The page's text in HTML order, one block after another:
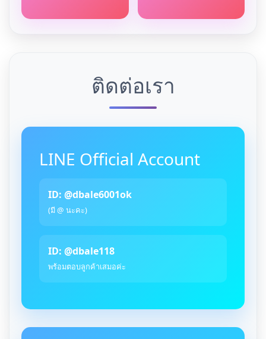
ติดต่อเรา
LINE Official Account
ID: @dbale6001ok
(มี @ นะคะ)
ID: @dbale118
พร้อมตอบลูกค้าเสมอค่ะ